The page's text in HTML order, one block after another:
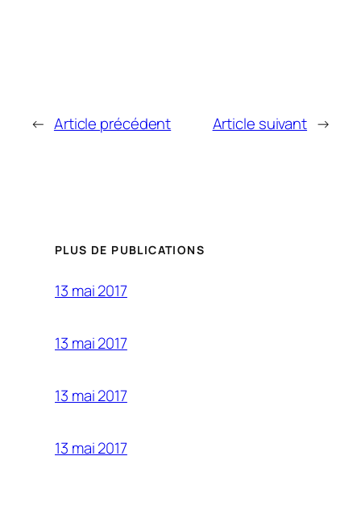
← Article précédent Article suivant →
PLUS DE PUBLICATIONS
13 mai 2017
13 mai 2017
13 mai 2017
13 mai 2017